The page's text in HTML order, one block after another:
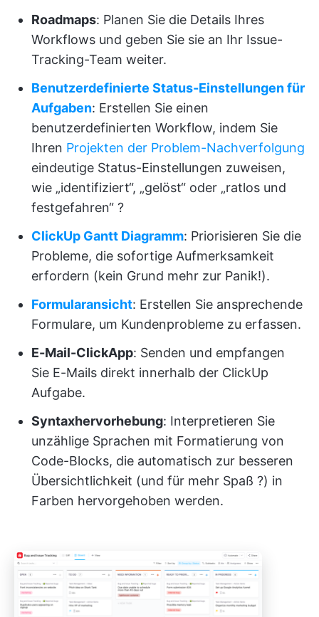
Roadmaps: Planen Sie die Details Ihres
Workflows und geben Sie sie an Ihr Issue-
Tracking-Team weiter.
Benutzerdefinierte Status-Einstellungen für
Aufgaben: Erstellen Sie einen
benutzerdefinierten Workflow, indem Sie
Ihren Projekten der Problem-Nachverfolgung
eindeutige Status-Einstellungen zuweisen,
wie „identifiziert“, „gelöst“ oder „ratlos und
festgefahren“ ?
ClickUp Gantt Diagramm: Priorisieren Sie die
Probleme, die sofortige Aufmerksamkeit
erfordern (kein Grund mehr zur Panik!).
Formularansicht: Erstellen Sie ansprechende
Formulare, um Kundenprobleme zu erfassen.
E-Mail-ClickApp: Senden und empfangen
Sie E-Mails direkt innerhalb der ClickUp
Aufgabe.
Syntaxhervorhebung: Interpretieren Sie
unzählige Sprachen mit Formatierung von
Code-Blocks, die automatisch zur besseren
Übersichtlichkeit (und für mehr Spaß ?) in
Farben hervorgehoben werden.